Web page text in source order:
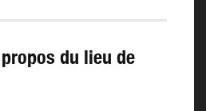
du lieu de